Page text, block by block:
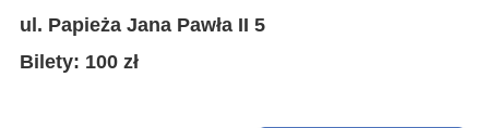
ul. Papieża Jana Pawła II 5
Bilety: 100 zł